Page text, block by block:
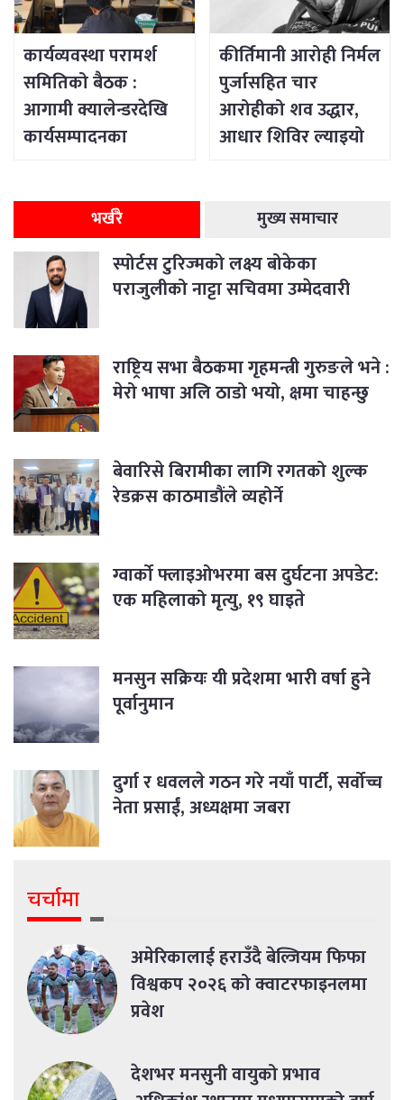
कार्यव्यवस्था परामर्श
समितिको बैठक :
आगामी क्यालेन्डरदेखि
कार्यसम्पादनका
कीर्तिमानी आरोही निर्मल
पुर्जासहित चार
आरोहीको शव उद्धार,
आधार शिविर ल्याइयो
भर्खरै मुख्य समाचार
स्पोर्टस टुरिज्मको लक्ष्य बोकेका
पराजुलीको नाट्टा सचिवमा उम्मेदवारी
राष्ट्रिय सभा बैठकमा गृहमन्त्री गुरुङले भने :
मेरो भाषा अलि ठाडो भयो, क्षमा चाहन्छु
बेवारिसे बिरामीका लागि रगतको शुल्क
रेडक्रस काठमाडौंले व्यहोर्ने
ग्वार्को फ्लाइओभरमा बस दुर्घटना अपडेट:
एक महिलाको मृत्यु, १९ घाइते
मनसुन सक्रियः यी प्रदेशमा भारी वर्षा हुने
पूर्वानुमान
दुर्गा र धवलले गठन गरे नयाँ पार्टी, सर्वोच्च
नेता प्रसाईं, अध्यक्षमा जबरा
चर्चामा
अमेरिकालाई हराउँदै बेल्जियम फिफा
विश्वकप २०२६ को क्वाटरफाइनलमा
प्रवेश
देशभर मनसुनी वायुको प्रभाव